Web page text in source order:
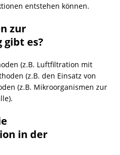
entstehen können.
zur
gibt es?
(z.B. Luftfiltration mit
(z.B. den Einsatz von
(z.B. Mikroorganismen zur
in der